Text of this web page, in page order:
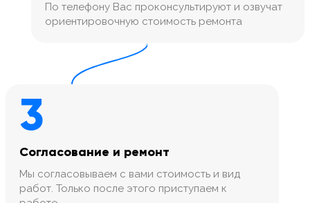
По телефону Вас проконсультируют и озвучат
ориентировочную стоимость ремонта
3
Согласование и ремонт
Мы согласовываем с вами стоимость и вид
работ. Только после этого приступаем к